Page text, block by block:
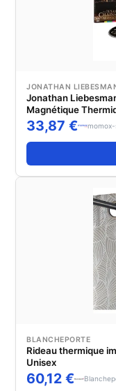
JONATHAN
Jonathan
Magnétique
Au Bruit Et Au Vent
D'Hiver 110 X 200 Cm
33,87 €
BLANCHEPORTE
Rideau thermique
Unisex
60,12 €